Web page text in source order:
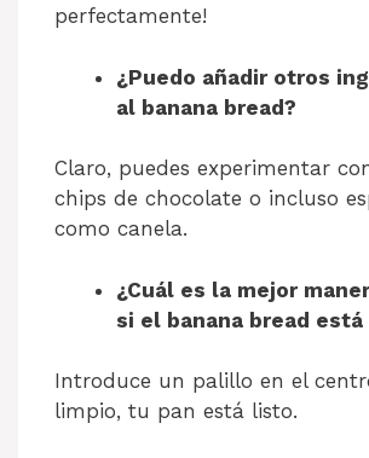
perfectamente!
¿Puedo añadir otros
al banana bread?
Claro, puedes experimentar
chips de chocolate o incluso
como canela.
¿Cuál es la mejor
si el banana bread está
Introduce un palillo en el
limpio, tu pan está listo.